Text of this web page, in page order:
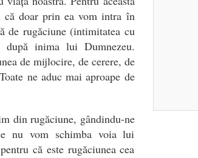
că doar prin ea vom intra în
de rugăciune (intimitatea cu
după inima lui Dumnezeu.
de mijlocire, de cerere, de
ne aduc mai aproape de
din rugăciune, gândindu-ne
nu vom schimba voia lui
că este rugăciunea cea